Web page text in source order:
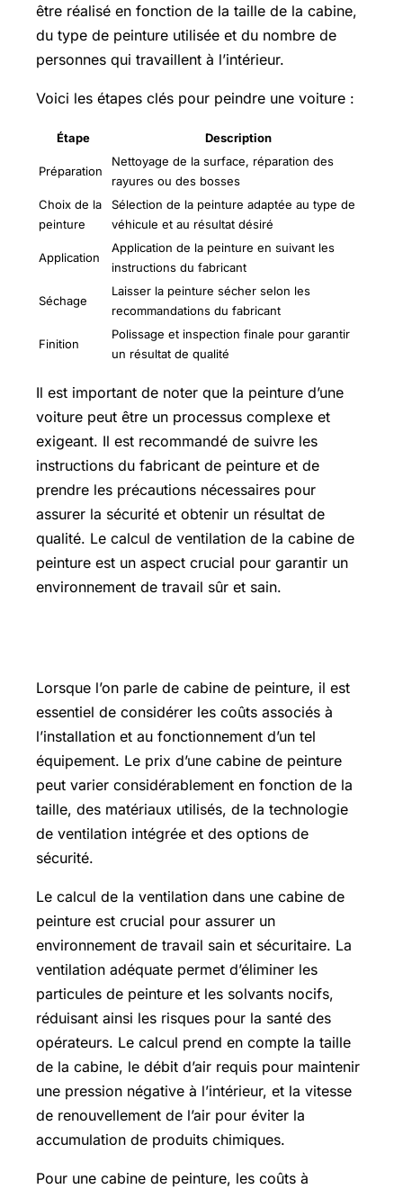
être réalisé en fonction de la taille de la cabine,
du type de peinture utilisée et du nombre de
personnes qui travaillent à l’intérieur.
Voici les étapes clés pour peindre une voiture :
Étape Description
Préparation
Nettoyage de la surface, réparation des
rayures ou des bosses
Choix de la
peinture
Sélection de la peinture adaptée au type de
véhicule et au résultat désiré
Application
Application de la peinture en suivant les
instructions du fabricant
Séchage
Laisser la peinture sécher selon les
recommandations du fabricant
Finition
Polissage et inspection finale pour garantir
un résultat de qualité
Il est important de noter que la peinture d’une
voiture peut être un processus complexe et
exigeant. Il est recommandé de suivre les
instructions du fabricant de peinture et de
prendre les précautions nécessaires pour
assurer la sécurité et obtenir un résultat de
qualité. Le calcul de ventilation de la cabine de
peinture est un aspect crucial pour garantir un
environnement de travail sûr et sain.
Lorsque l’on parle de cabine de peinture, il est
essentiel de considérer les coûts associés à
l’installation et au fonctionnement d’un tel
équipement. Le prix d’une cabine de peinture
peut varier considérablement en fonction de la
taille, des matériaux utilisés, de la technologie
de ventilation intégrée et des options de
sécurité.
Le calcul de la ventilation dans une cabine de
peinture est crucial pour assurer un
environnement de travail sain et sécuritaire. La
ventilation adéquate permet d’éliminer les
particules de peinture et les solvants nocifs,
réduisant ainsi les risques pour la santé des
opérateurs. Le calcul prend en compte la taille
de la cabine, le débit d’air requis pour maintenir
une pression négative à l’intérieur, et la vitesse
de renouvellement de l’air pour éviter la
accumulation de produits chimiques.
Pour une cabine de peinture, les coûts à